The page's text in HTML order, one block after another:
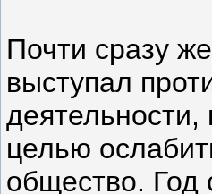
Почти сразу
выступал
целью
общество. Год